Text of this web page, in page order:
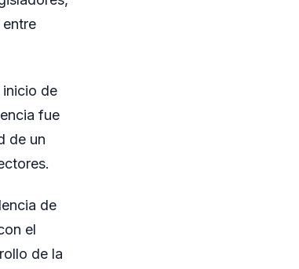
de
fue
de un
de
el
de la